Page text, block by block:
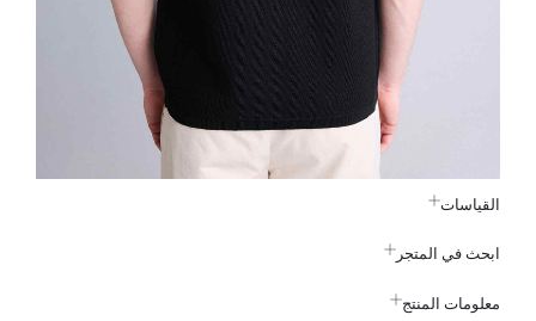
القياسات
ابحث في المتجر
معلومات المنتج